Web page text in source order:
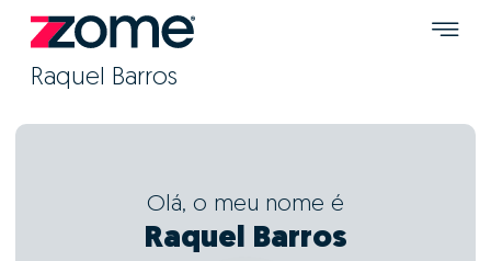
Raquel Barros
Olá, o meu nome é
Raquel Barros